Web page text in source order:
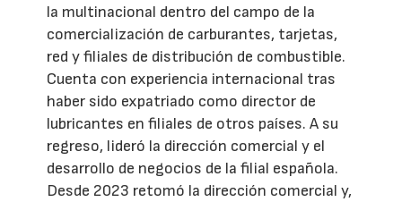
la multinacional dentro del campo de la
comercialización de carburantes, tarjetas,
red y filiales de distribución de combustible.
Cuenta con experiencia internacional tras
haber sido expatriado como director de
lubricantes en filiales de otros países. A su
regreso, lideró la dirección comercial y el
desarrollo de negocios de la filial española.
Desde 2023 retomó la dirección comercial y,